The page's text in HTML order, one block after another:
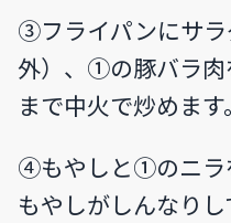
③フライパンにサ
外）、①の豚バラ肉
まで中火で炒めます。
④もやしと①のニラ
もやしがしんなり